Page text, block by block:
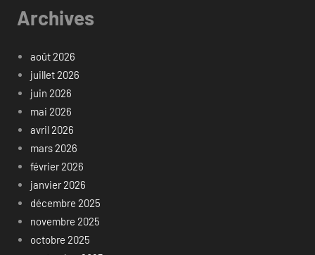
Archives
août 2026
juillet 2026
juin 2026
mai 2026
avril 2026
mars 2026
février 2026
janvier 2026
décembre 2025
novembre 2025
octobre 2025